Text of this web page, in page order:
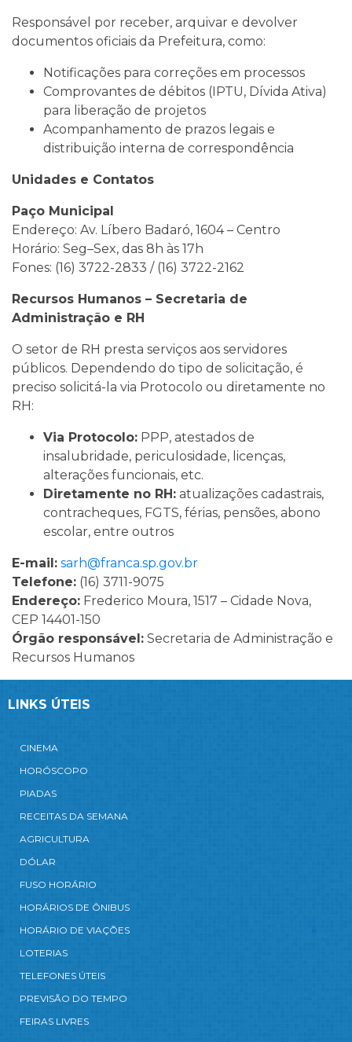
Responsável por receber, arquivar e devolver
documentos oficiais da Prefeitura, como:
Notificações para correções em processos
Comprovantes de débitos (IPTU, Dívida Ativa)
para liberação de projetos
Acompanhamento de prazos legais e
distribuição interna de correspondência
Unidades e Contatos
Paço Municipal
Endereço: Av. Líbero Badaró, 1604 – Centro
Horário: Seg–Sex, das 8h às 17h
Fones: (16) 3722-2833 / (16) 3722-2162
Recursos Humanos – Secretaria de
Administração e RH
O setor de RH presta serviços aos servidores
públicos. Dependendo do tipo de solicitação, é
preciso solicitá-la via Protocolo ou diretamente no
RH:
Via Protocolo: PPP, atestados de
insalubridade, periculosidade, licenças,
alterações funcionais, etc.
Diretamente no RH: atualizações cadastrais,
contracheques, FGTS, férias, pensões, abono
escolar, entre outros
E-mail: sarh@franca.sp.gov.br
Telefone: (16) 3711-9075
Endereço: Frederico Moura, 1517 – Cidade Nova,
CEP 14401-150
Órgão responsável: Secretaria de Administração e
Recursos Humanos
LINKS ÚTEIS
CINEMA
HORÓSCOPO
PIADAS
RECEITAS DA SEMANA
AGRICULTURA
DÓLAR
FUSO HORÁRIO
HORÁRIOS DE ÔNIBUS
HORÁRIO DE VIAÇÕES
LOTERIAS
TELEFONES ÚTEIS
PREVISÃO DO TEMPO
FEIRAS LIVRES